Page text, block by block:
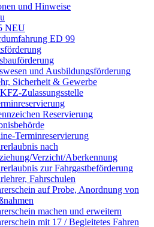
und Hinweise
NEU
ED 99
und Ausbildungsförderung
Sicherheit & Gewerbe
Zulassungsstelle
Reservierung
Terminreservierung
nach
Verzicht/Aberkennung
zur Fahrgastbeförderung
Fahrschulen
auf Probe, Anordnung von
machen und erweitern
mit 17 / Begleitetes Fahren